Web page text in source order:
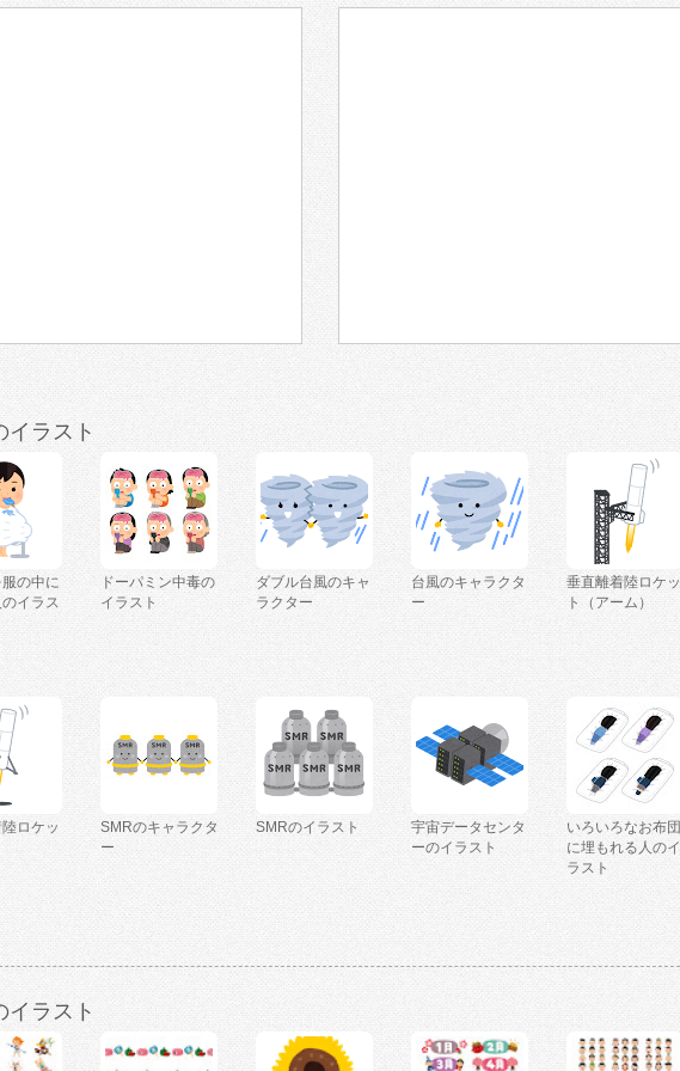
イラスト
の中に
イラス
ドーパミン中毒の
イラスト
ダブル台風のキャ
ラクター
台風のキャラクタ
ー
垂直離着陸ロケッ
ト（アーム）
ロケッ
SMRのキャラクタ
ー
SMRのイラスト
宇宙データセンタ
ーのイラスト
いろいろなお布団
に埋もれる人のイ
ラスト
イラスト